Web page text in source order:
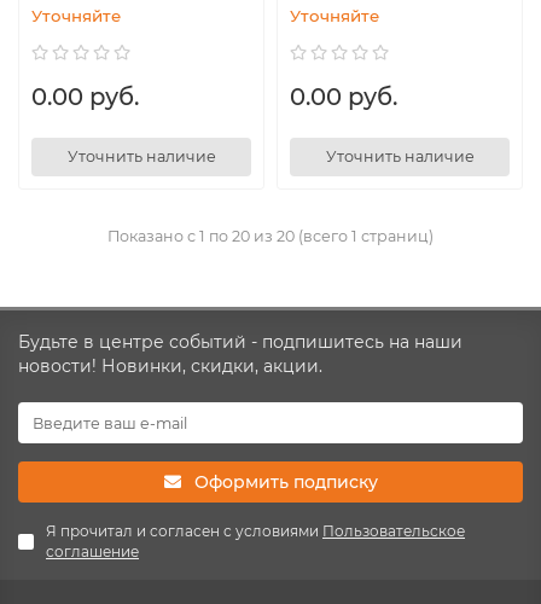
Уточняйте
0.00 руб.
Уточнить наличие
Уточняйте
0.00 руб.
Уточнить наличие
Показано с 1 по 20 из 20 (всего 1 страниц)
Будьте в центре событий - подпишитесь на наши
новости! Новинки, скидки, акции.
Оформить подписку
Я прочитал и согласен с условиями Пользовательское
соглашение